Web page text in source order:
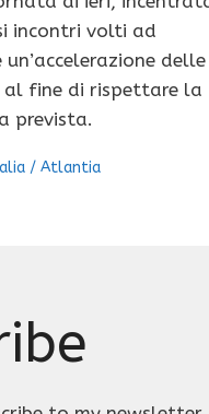
incontri volti ad
delle
al fine di rispettare la
prevista.
/Atlantia